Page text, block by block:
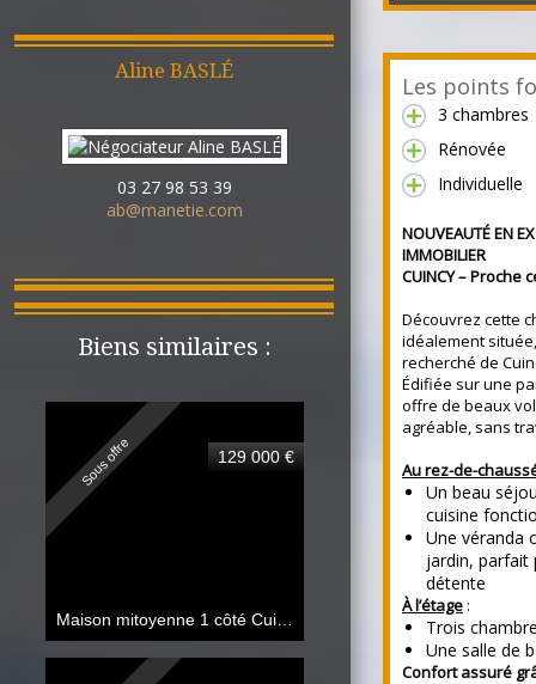
Aline BASLÉ
03 27 98 53 39
ab@manetie.com
Biens similaires :
Sous offre 129 000 €
Maison mitoyenne 1 côté Cuincy
Les points
3 chambres
Rénovée
Individuelle
NOUVEAUTÉ EN
IMMOBILIER
CUINCY – Proche
Découvrez cette
idéalement
recherché de
Édifiée sur une
offre de beaux
agréable, sans
Au rez-de-
Un beau
cuisine
Une véranda
jardin, parfait
détente
À l’étage :
Trois
Une salle de
Confort assuré